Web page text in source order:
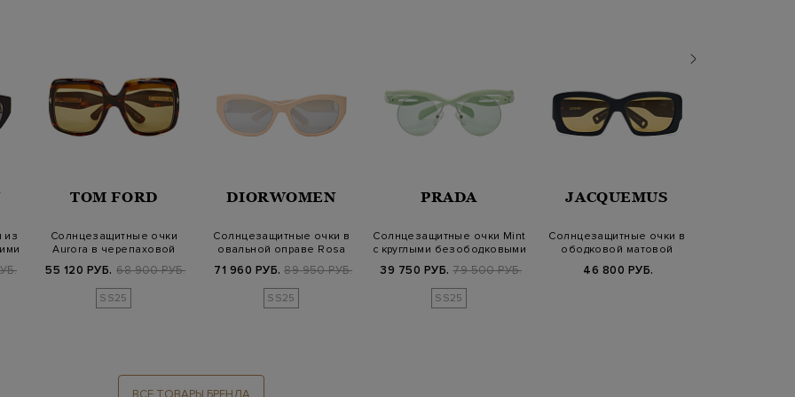
из
TOM FORD
Солнцезащитные очки
Aurora в черепаховой
оправе из аце…
55 120 РУБ. 68 900 РУБ.
SS25
DIORWOMEN
Солнцезащитные очки в
овальной оправе Rosa
Chiaro
71 960 РУБ. 89 950 РУБ.
SS25
PRADA
Солнцезащитные очки Mint
с круглыми безободковыми
линз…
39 750 РУБ. 79 500 РУБ.
SS25
JACQUEMUS
Солнцезащитные очки в
ободковой матовой
оправе
46 800 РУБ.